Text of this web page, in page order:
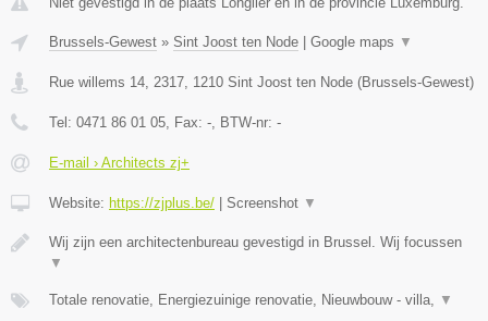
Brussels-Gewest » Sint Joost ten Node Google maps ▼
Rue willems 14, 2317, 1210 Sint Joost ten Node (Brussels-Gewest)
Tel: 0471 86 01 05, Fax: -, BTW-nr: -
E-mail › Architects zj+
Website: https://zjplus.be/ Screenshot ▼
Wij zijn een architectenbureau gevestigd in Brussel. Wij focussen
▼
Totale renovatie, Energiezuinige renovatie, Nieuwbouw - villa, ▼